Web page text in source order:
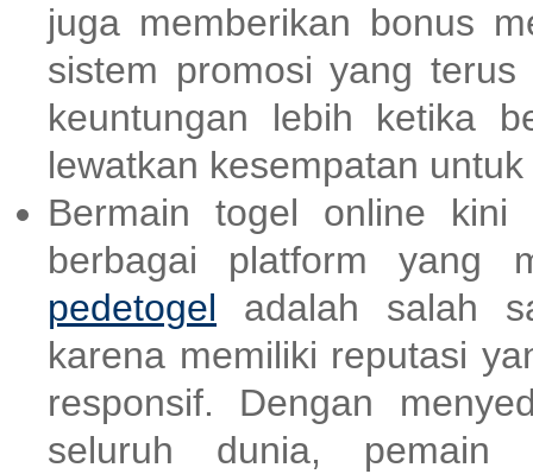
juga memberikan bonus
sistem promosi yang
keuntungan lebih ketika
lewatkan kesempatan
Bermain togel online kini
berbagai platform yang
pedetogel adalah salah
karena memiliki reputasi
responsif. Dengan
seluruh dunia, pemain